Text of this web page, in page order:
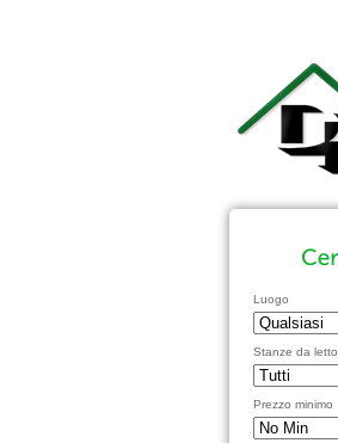
Luogo
Stanze da letto
Prezzo minimo